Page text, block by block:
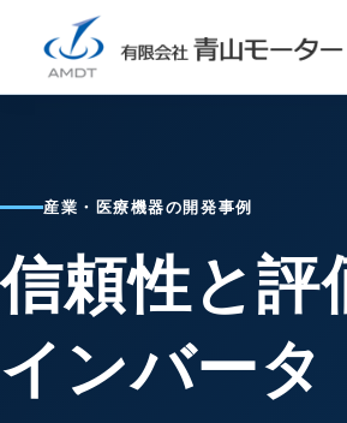
産業・医療機器の開発事例
信頼性と評
インバータ